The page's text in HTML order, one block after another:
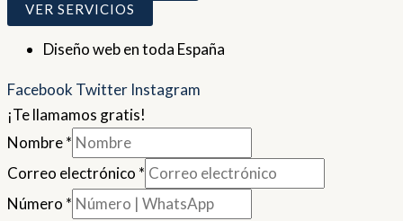
VER SERVICIOS
Diseño web en toda España
Facebook Twitter Instagram
¡Te llamamos gratis!
Nombre*
Correo electrónico *
Número *